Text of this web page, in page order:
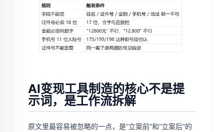
AI变现工具制造的核心不是提
示词，是工作流拆解
原文里最容易被忽略的一点，是“立案前”和“立案后”的